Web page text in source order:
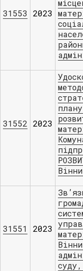
31553 2023
31552 2023
31551 2023